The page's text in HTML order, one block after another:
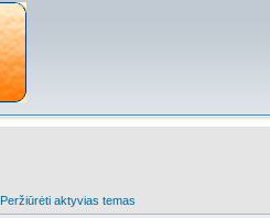
Peržiūrėti aktyvias temas